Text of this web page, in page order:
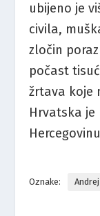
ubijeno je
civila,
zločin
počast
žrtava koje
Hrvatska je
Oznake: